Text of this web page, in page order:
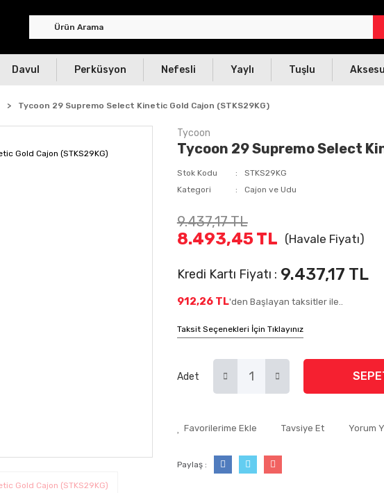
Davul Perküsyon Nefesli Yaylı Tuşlu
Tycoon 29 Supremo Select Kinetic Gold Cajon (STKS29KG)
Tycoon
Tycoon 29 Supremo Select
Stok Kodu
STKS29KG
Kategori
Cajon ve Udu
9.437,17 TL
8.493,45 TL (Havale Fiyatı)
Kredi Kartı Fiyatı : 9.437,17 TL
912,26 TL'den Başlayan taksitler ile..
Taksit Seçenekleri İçin Tıklayınız
Adet
Tavsiye Et Yorum
Paylaş :